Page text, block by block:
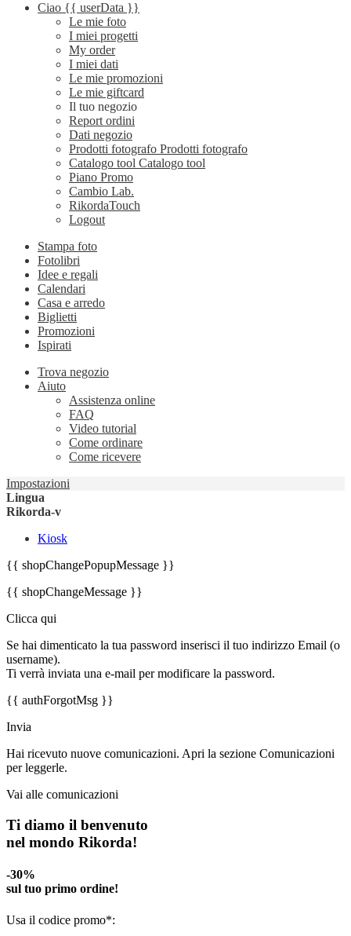
Ciao {{ userData }}
Le mie foto
I miei progetti
My order
I miei dati
Le mie promozioni
Le mie giftcard
Il tuo negozio
Report ordini
Dati negozio
Prodotti fotografo Prodotti fotografo
Catalogo tool Catalogo tool
Piano Promo
Cambio Lab.
RikordaTouch
Logout
Stampa foto
Fotolibri
Idee e regali
Calendari
Casa e arredo
Biglietti
Promozioni
Ispirati
Trova negozio
Aiuto
Assistenza online
FAQ
Video tutorial
Come ordinare
Come ricevere
Impostazioni
Lingua
Rikorda-v
Kiosk
{{ shopChangePopupMessage }}
{{ shopChangeMessage }}
Clicca qui
Se hai dimenticato la tua password inserisci il tuo indirizzo Email (o
username).
Ti verrà inviata una e-mail per modificare la password.
{{ authForgotMsg }}
Invia
Hai ricevuto nuove comunicazioni. Apri la sezione Comunicazioni
per leggerle.
Vai alle comunicazioni
Ti diamo il benvenuto
nel mondo Rikorda!
-30%
sul tuo primo ordine!
Usa il codice promo*: